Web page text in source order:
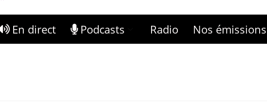
En direct Podcasts Radio Nos émissions